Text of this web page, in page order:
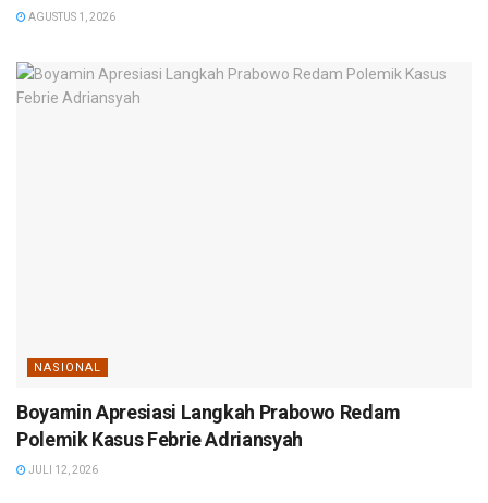
AGUSTUS 1, 2026
NASIONAL
Boyamin Apresiasi Langkah Prabowo Redam
Polemik Kasus Febrie Adriansyah
JULI 12, 2026